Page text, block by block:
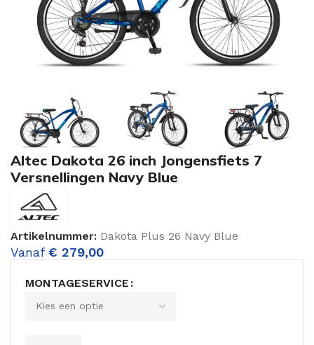
Altec Dakota 26 inch Jongensfiets 7
Versnellingen Navy Blue
Artikelnummer: Dakota Plus 26 Navy Blue
Vanaf € 279,00
MONTAGESERVICE